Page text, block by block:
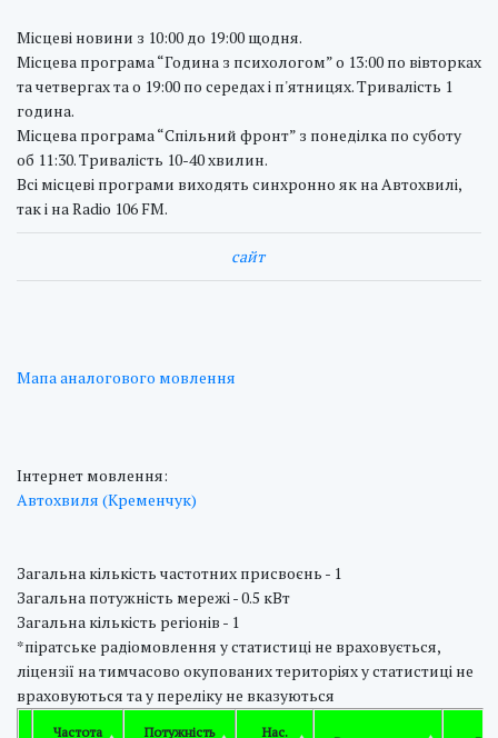
Місцеві новини з 10:00 до 19:00 щодня.
Місцева програма “Година з психологом” о 13:00 по вівторках
та четвергах та о 19:00 по середах і п'ятницях. Тривалість 1
година.
Місцева програма “Спільний фронт” з понеділка по суботу
об 11:30. Тривалість 10-40 хвилин.
Всі місцеві програми виходять синхронно як на Автохвилі,
так і на Radio 106 FM.
cайт
Мапа аналогового мовлення
Інтернет мовлення:
Автохвиля (Кременчук)
Загальна кількість частотних присвоєнь - 1
Загальна потужність мережі - 0.5 кВт
Загальна кількість регіонів - 1
*піратське радіомовлення у статистиці не враховується,
ліцензії на тимчасово окупованих територіях у статистиці не
враховуються та у переліку не вказуються
Частота
Потужність
Нас.